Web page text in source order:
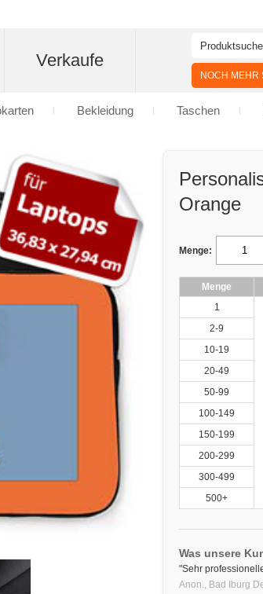
Orange
Menge:
Menge
1
2-9
10-19
20-49
50-99
100-149
150-199
200-299
300-499
500+
Was unsere
"Sehr
Anon., Bad Iburg
Verkaufe
NOCH MEHR
Bekleidung Taschen